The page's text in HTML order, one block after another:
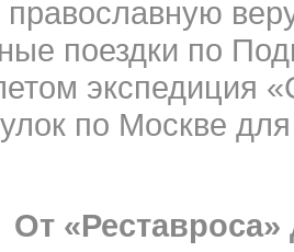
православную
поездки по
экспедиция
по Москве
От